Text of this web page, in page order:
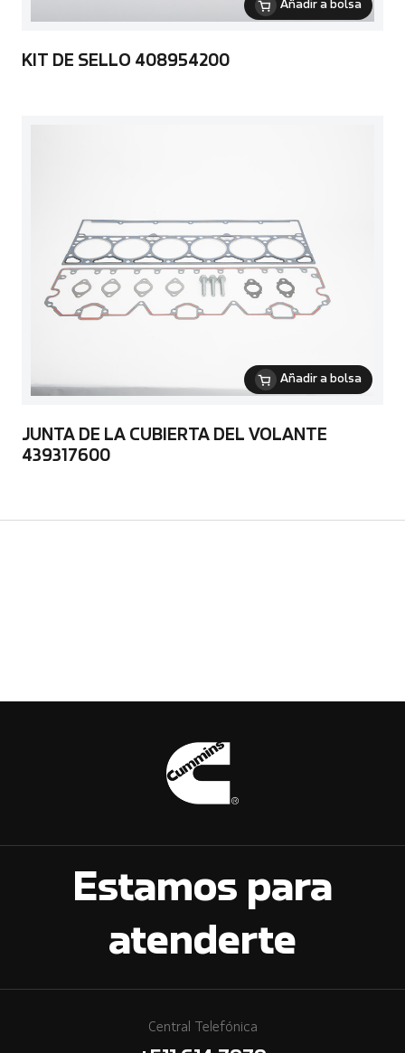
Añadir a bolsa
KIT DE SELLO 408954200
Añadir a bolsa
JUNTA DE LA CUBIERTA DEL VOLANTE
439317600
Estamos para
atenderte
Central Telefónica